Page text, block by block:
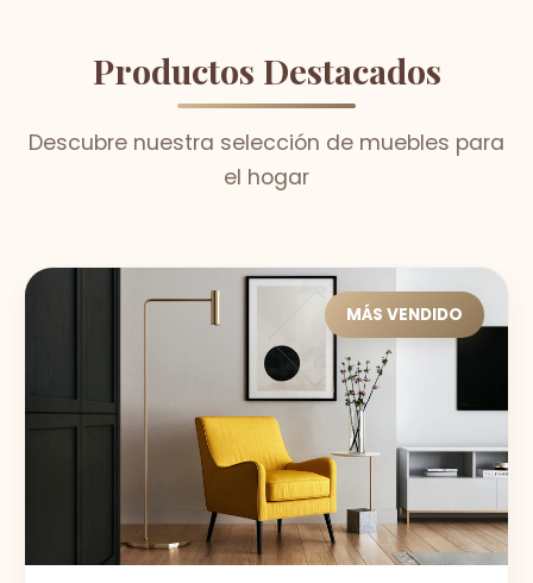
Productos Destacados
Descubre nuestra selección de muebles para
el hogar
MÁS VENDIDO